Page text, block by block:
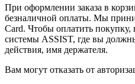
При оформлении заказа в
безналичной оплаты. Мы
Card. Чтобы оплатить покупку,
системы ASSIST, где вы
действия, имя держателя.
Вам могут отказать от